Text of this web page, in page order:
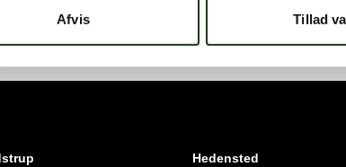
Afvis Tillad
Hedensted